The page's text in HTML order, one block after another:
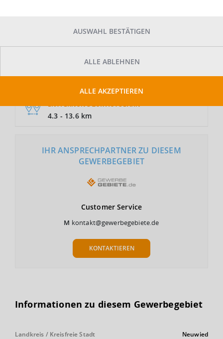
Auf Anfrage
ENTFERNUNG ZUR AUTOBAHN
4.3 - 13.6 km
IHR ANSPRECHPARTNER ZU DIESEM
GEWERBEGEBIET
Customer Service
M kontakt@gewerbegebiete.de
KONTAKTIEREN
Informationen zu diesem Gewerbegebiet
Landkreis / Kreisfreie Stadt Neuwied
AUSWAHL BESTÄTIGEN
ALLE ABLEHNEN
ALLE AKZEPTIEREN